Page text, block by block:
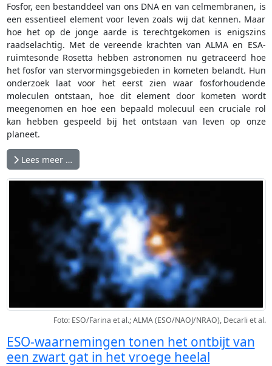
Fosfor, een bestanddeel van ons DNA en van celmembranen, is
een essentieel element voor leven zoals wij dat kennen. Maar
hoe het op de jonge aarde is terechtgekomen is enigszins
raadselachtig. Met de vereende krachten van ALMA en ESA-
ruimtesonde Rosetta hebben astronomen nu getraceerd hoe
het fosfor van stervormingsgebieden in kometen belandt. Hun
onderzoek laat voor het eerst zien waar fosforhoudende
moleculen ontstaan, hoe dit element door kometen wordt
meegenomen en hoe een bepaald molecuul een cruciale rol
kan hebben gespeeld bij het ontstaan van leven op onze
planeet.
Lees meer …
Foto: ESO/Farina et al.; ALMA (ESO/NAOJ/NRAO), Decarli et al.
ESO-waarnemingen tonen het ontbijt van
een zwart gat in het vroege heelal